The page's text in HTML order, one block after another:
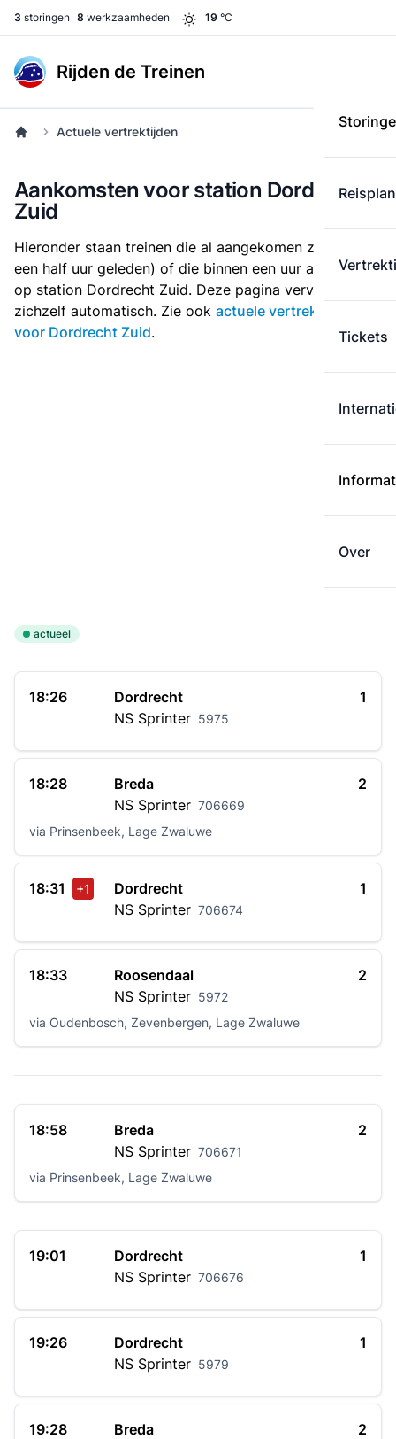
3 storingen 8 werkzaamheden 19 °C
Rijden de Treinen
Tickets
Over
Actuele vertrektijden
Aankomsten voor station Dordrecht
Zuid
Hieronder staan treinen die al aangekomen zijn (tot
een half uur geleden) of die binnen een uur arriveren
op station Dordrecht Zuid. Deze pagina ververst
zichzelf automatisch. Zie ook actuele vertrektijden
voor Dordrecht Zuid.
actueel
18:26
Dordrecht
NS Sprinter 5975
1
18:28
Breda
NS Sprinter 706669
2
via Prinsenbeek, Lage Zwaluwe
18:31 +1
Dordrecht
NS Sprinter 706674
1
18:33
Roosendaal
NS Sprinter 5972
2
via Oudenbosch, Zevenbergen, Lage Zwaluwe
18:58
Breda
NS Sprinter 706671
2
via Prinsenbeek, Lage Zwaluwe
19:01
Dordrecht
NS Sprinter 706676
1
19:26
Dordrecht
NS Sprinter 5979
1
19:28
Breda
2